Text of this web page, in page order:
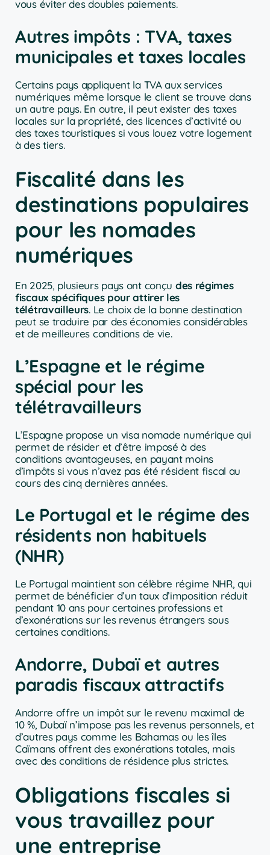
vous éviter des doubles paiements.
Autres impôts : TVA, taxes
municipales et taxes locales
Certains pays appliquent la TVA aux services
numériques même lorsque le client se trouve dans
un autre pays. En outre, il peut exister des taxes
locales sur la propriété, des licences d’activité ou
des taxes touristiques si vous louez votre logement
à des tiers.
Fiscalité dans les
destinations populaires
pour les nomades
numériques
En 2025, plusieurs pays ont conçu des régimes
fiscaux spécifiques pour attirer les
télétravailleurs. Le choix de la bonne destination
peut se traduire par des économies considérables
et de meilleures conditions de vie.
L’Espagne et le régime
spécial pour les
télétravailleurs
L’Espagne propose un visa nomade numérique qui
permet de résider et d’être imposé à des
conditions avantageuses, en payant moins
d’impôts si vous n’avez pas été résident fiscal au
cours des cinq dernières années.
Le Portugal et le régime des
résidents non habituels
(NHR)
Le Portugal maintient son célèbre régime NHR, qui
permet de bénéficier d’un taux d’imposition réduit
pendant 10 ans pour certaines professions et
d’exonérations sur les revenus étrangers sous
certaines conditions.
Andorre, Dubaï et autres
paradis fiscaux attractifs
Andorre offre un impôt sur le revenu maximal de
10 %, Dubaï n’impose pas les revenus personnels, et
d’autres pays comme les Bahamas ou les îles
Caïmans offrent des exonérations totales, mais
avec des conditions de résidence plus strictes.
Obligations fiscales si
vous travaillez pour
une entreprise